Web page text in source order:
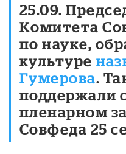
25.09.
Комитета
по науке,
культуре
Гумерова.
поддержали
пленарном
Совфеда 25